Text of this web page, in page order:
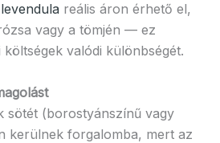
reális áron érhető el,
vagy a tömjén — ez
valódi különbségét.
sötét (borostyánszínű vagy
kerülnek forgalomba, mert az